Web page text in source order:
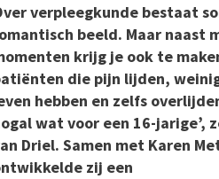
verpleegkunde bestaat
beeld. Maar naast
krijg je ook te
die pijn lijden,
hebben en zelfs
wat voor een 16-jarige’,
Driel. Samen met Karen
zij een